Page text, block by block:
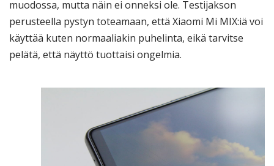
muodossa, mutta näin ei onneksi ole. Testijakson
perusteella pystyn toteamaan, että Xiaomi Mi MIX:iä voi
käyttää kuten normaaliakin puhelinta, eikä tarvitse
pelätä, että näyttö tuottaisi ongelmia.